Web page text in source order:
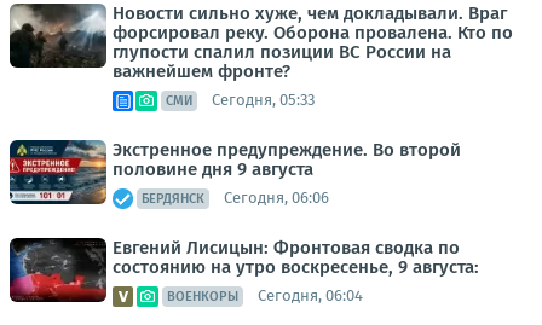
Новости сильно хуже, чем докладывали. Враг
форсировал реку. Оборона провалена. Кто по
глупости спалил позиции ВС России на
важнейшем фронте?
СМИ Сегодня, 05:33
Экстренное предупреждение. Во второй
половине дня 9 августа
БЕРДЯНСК Сегодня, 06:06
Евгений Лисицын: Фронтовая сводка по
состоянию на утро воскресенье, 9 августа:
ВОЕНКОРЫ Сегодня, 06:04